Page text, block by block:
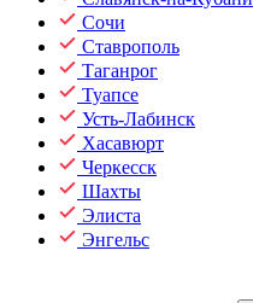
Сочи
Ставрополь
Таганрог
Туапсе
Усть-Лабинск
Хасавюрт
Черкесск
Шахты
Элиста
Энгельс